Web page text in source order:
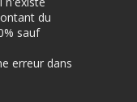
du
sauf
erreur dans